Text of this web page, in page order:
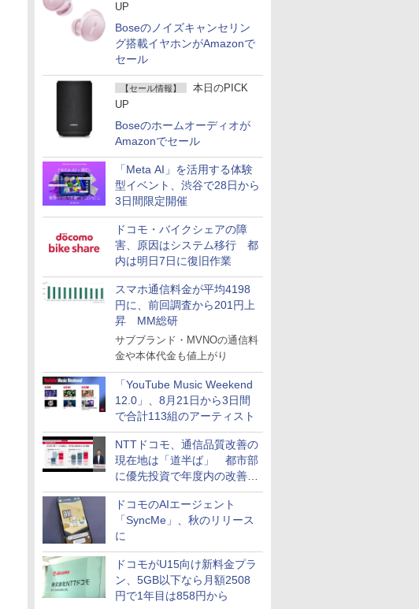
UP
Boseのノイズキャンセリン
グ搭載イヤホンがAmazonで
セール
【セール情報】
本日のPICK
UP
Boseのホームオーディオが
Amazonでセール
「Meta AI」を活用する体験
型イベント、渋谷で28日から
3日間限定開催
ドコモ・バイクシェアの障
害、原因はシステム移行 都
内は明日7日に復旧作業
スマホ通信料金が平均4198
円に、前回調査から201円上
昇 MM総研
サブブランド・MVNOの通信料
金や本体代金も値上がり
「YouTube Music Weekend
12.0」、8月21日から3日間
で合計113組のアーティスト
NTTドコモ、通信品質改善の
現在地は「道半ば」 都市部
に優先投資で年度内の改善目
指す
ドコモのAIエージェント
「SyncMe」、秋のリリース
に
ドコモがU15向け新料金プラ
ン、5GB以下なら月額2508
円で1年目は858円から